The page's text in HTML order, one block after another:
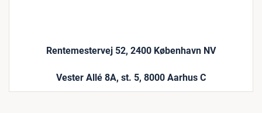
Rentemestervej 52, 2400 København NV
Vester Allé 8A, st. 5, 8000 Aarhus C